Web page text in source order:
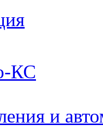
КС
и